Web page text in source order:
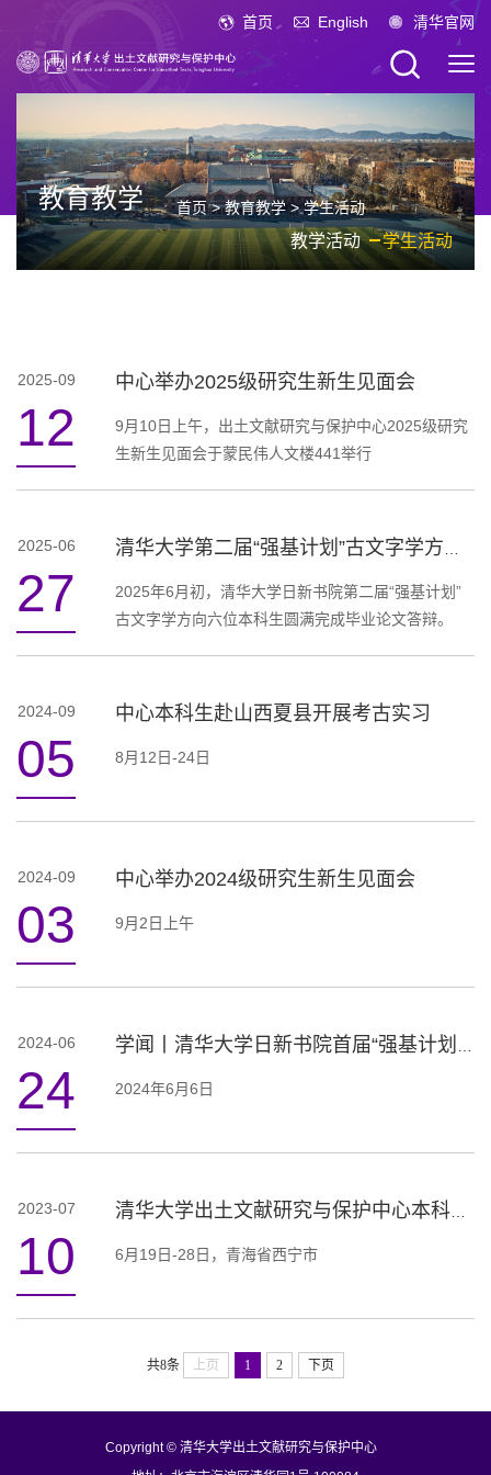
首页 English 清华官网
教育教学 首页>教育教学>学生活动
教学活动 学生活动
2025-09
12
中心举办2025级研究生新生见面会
9月10日上午，出土文献研究与保护中心2025级研究
生新生见面会于蒙民伟人文楼441举行
2025-06
27
2025年6月初，清华大学日新书院第二届“强基计划”
古文字学方向六位本科生圆满完成毕业论文答辩。
2024-09
05
中心本科生赴山西夏县开展考古实习
8月12日-24日
2024-09
03
中心举办2024级研究生新生见面会
9月2日上午
2024-06
24 2024年6月6日
2023-07
10 6月19日-28日，青海省西宁市
共8条 上页 1 2 下页
Copyright © 清华大学出土文献研究与保护中心